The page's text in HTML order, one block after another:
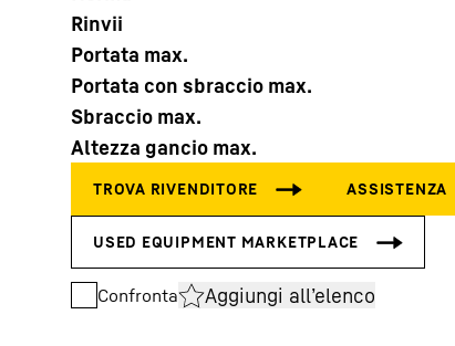
Rinvii
Portata max.
Portata con sbraccio max.
Sbraccio max.
Altezza gancio max.
Confronta Aggiungi all’elenco